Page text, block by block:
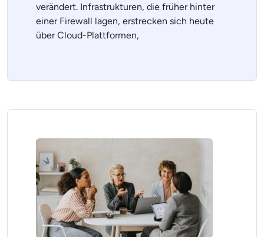
verändert. Infrastrukturen, die früher hinter
einer Firewall lagen, erstrecken sich heute
über Cloud-Plattformen,